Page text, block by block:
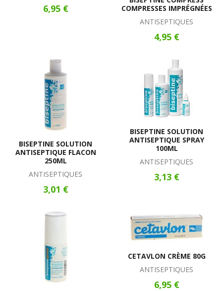
6,95 €
COMPRESSES IMPRÉGNÉES
ANTISEPTIQUES
4,95 €
BISEPTINE SOLUTION
ANTISEPTIQUE FLACON
250ML
ANTISEPTIQUES
3,01 €
BISEPTINE SOLUTION
ANTISEPTIQUE SPRAY
100ML
ANTISEPTIQUES
3,13 €
CETAVLON CRÈME 80G
ANTISEPTIQUES
6,95 €